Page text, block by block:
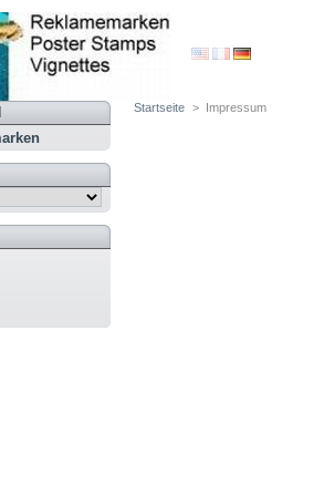
Startseite > Impressum